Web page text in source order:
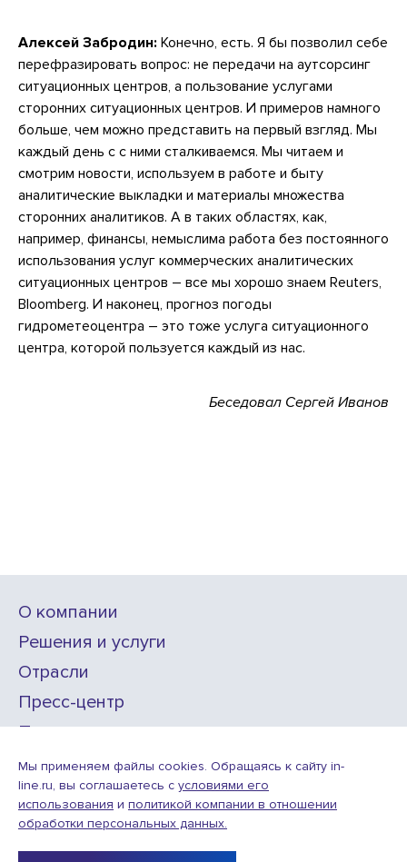
Алексей Забродин: Конечно, есть. Я бы позволил себе
перефразировать вопрос: не передачи на аутсорсинг
ситуационных центров, а пользование услугами
сторонних ситуационных центров. И примеров намного
больше, чем можно представить на первый взгляд. Мы
каждый день с с ними сталкиваемся. Мы читаем и
смотрим новости, используем в работе и быту
аналитические выкладки и материалы множества
сторонних аналитиков. А в таких областях, как,
например, финансы, немыслима работа без постоянного
использования услуг коммерческих аналитических
ситуационных центров – все мы хорошо знаем Reuters,
Bloomberg. И наконец, прогноз погоды
гидрометеоцентра – это тоже услуга ситуационного
центра, которой пользуется каждый из нас.
Беседовал Сергей Иванов
О компании
Решения и услуги
Отрасли
Пресс-центр
Проекты
Карьера
ИТ-аккредитация
Условия использования веб-сайта
Мы применяем файлы cookies. Обращаясь к сайту in-
line.ru, вы соглашаетесь с условиями его
использования и политикой компании в отношении
обработки персональных данных.